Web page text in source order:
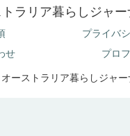
ラリア暮らしジャ
プライバ
せ
プロ
ーストラリア暮らしジャー